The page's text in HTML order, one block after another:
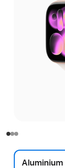
Aluminium